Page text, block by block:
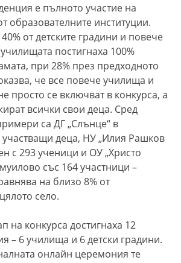
е пълното участие на
образователните институции.
от детските градини и повече
постигнаха 100%
при 28% през предходното
че все повече училища и
просто се включват в конкурса, а
всички свои деца. Сред
са ДГ „Слънце“ в
участващи деца, НУ „Илия Рашков
с 293 ученици и ОУ „Христо
със 164 участници –
на близо 8% от
село.
на конкурса достигнаха 12
– 6 училища и 6 детски градини.
онлайн церемония те